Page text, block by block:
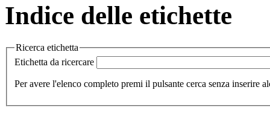
Indice delle etichette
Ricerca etichetta
Etichetta da ricercare
Per avere l'elenco completo premi il pulsante cerca senza inserire